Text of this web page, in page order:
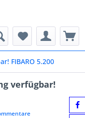
FIBARO 5.200
verfügbar!